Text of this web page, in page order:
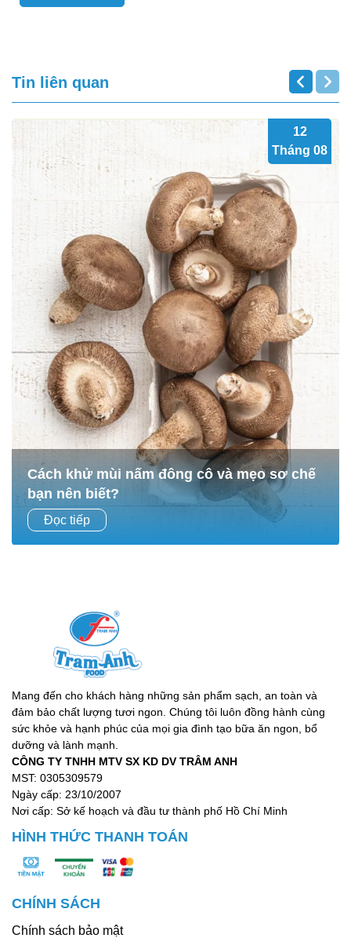
Tin liên quan
12
Tháng 08
Cách khử mùi nấm đông cô và mẹo sơ chế
bạn nên biết?
Nấm đông cô không chỉ là nguyên liệu quen thuộc trong
nhiều món ăn gia đình Việt mà còn là “siêu thực phẩm”
giàu dinh dưỡng, tốt cho sức khỏe....
Đọc tiếp
Mang đến cho khách hàng những sản phẩm sạch, an toàn và
đảm bảo chất lượng tươi ngon. Chúng tôi luôn đồng hành cùng
sức khỏe và hạnh phúc của mọi gia đình tạo bữa ăn ngon, bổ
dưỡng và lành mạnh.
CÔNG TY TNHH MTV SX KD DV TRÂM ANH
MST: 0305309579
Ngày cấp: 23/10/2007
Nơi cấp: Sở kế hoạch và đầu tư thành phố Hồ Chí Minh
HÌNH THỨC THANH TOÁN
CHÍNH SÁCH
Chính sách bảo mật